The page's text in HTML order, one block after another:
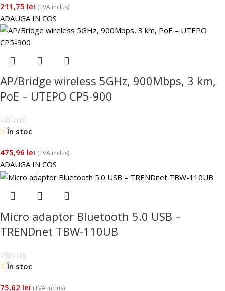
211,75 lei (TVA inclus)
ADAUGA IN COS
AP/Bridge wireless 5GHz, 900Mbps, 3 km,
PoE – UTEPO CP5-900
În stoc
475,96 lei (TVA inclus)
ADAUGA IN COS
Micro adaptor Bluetooth 5.0 USB –
TRENDnet TBW-110UB
În stoc
75,62 lei (TVA inclus)